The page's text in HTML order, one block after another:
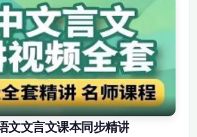
文文言文课本同步精讲